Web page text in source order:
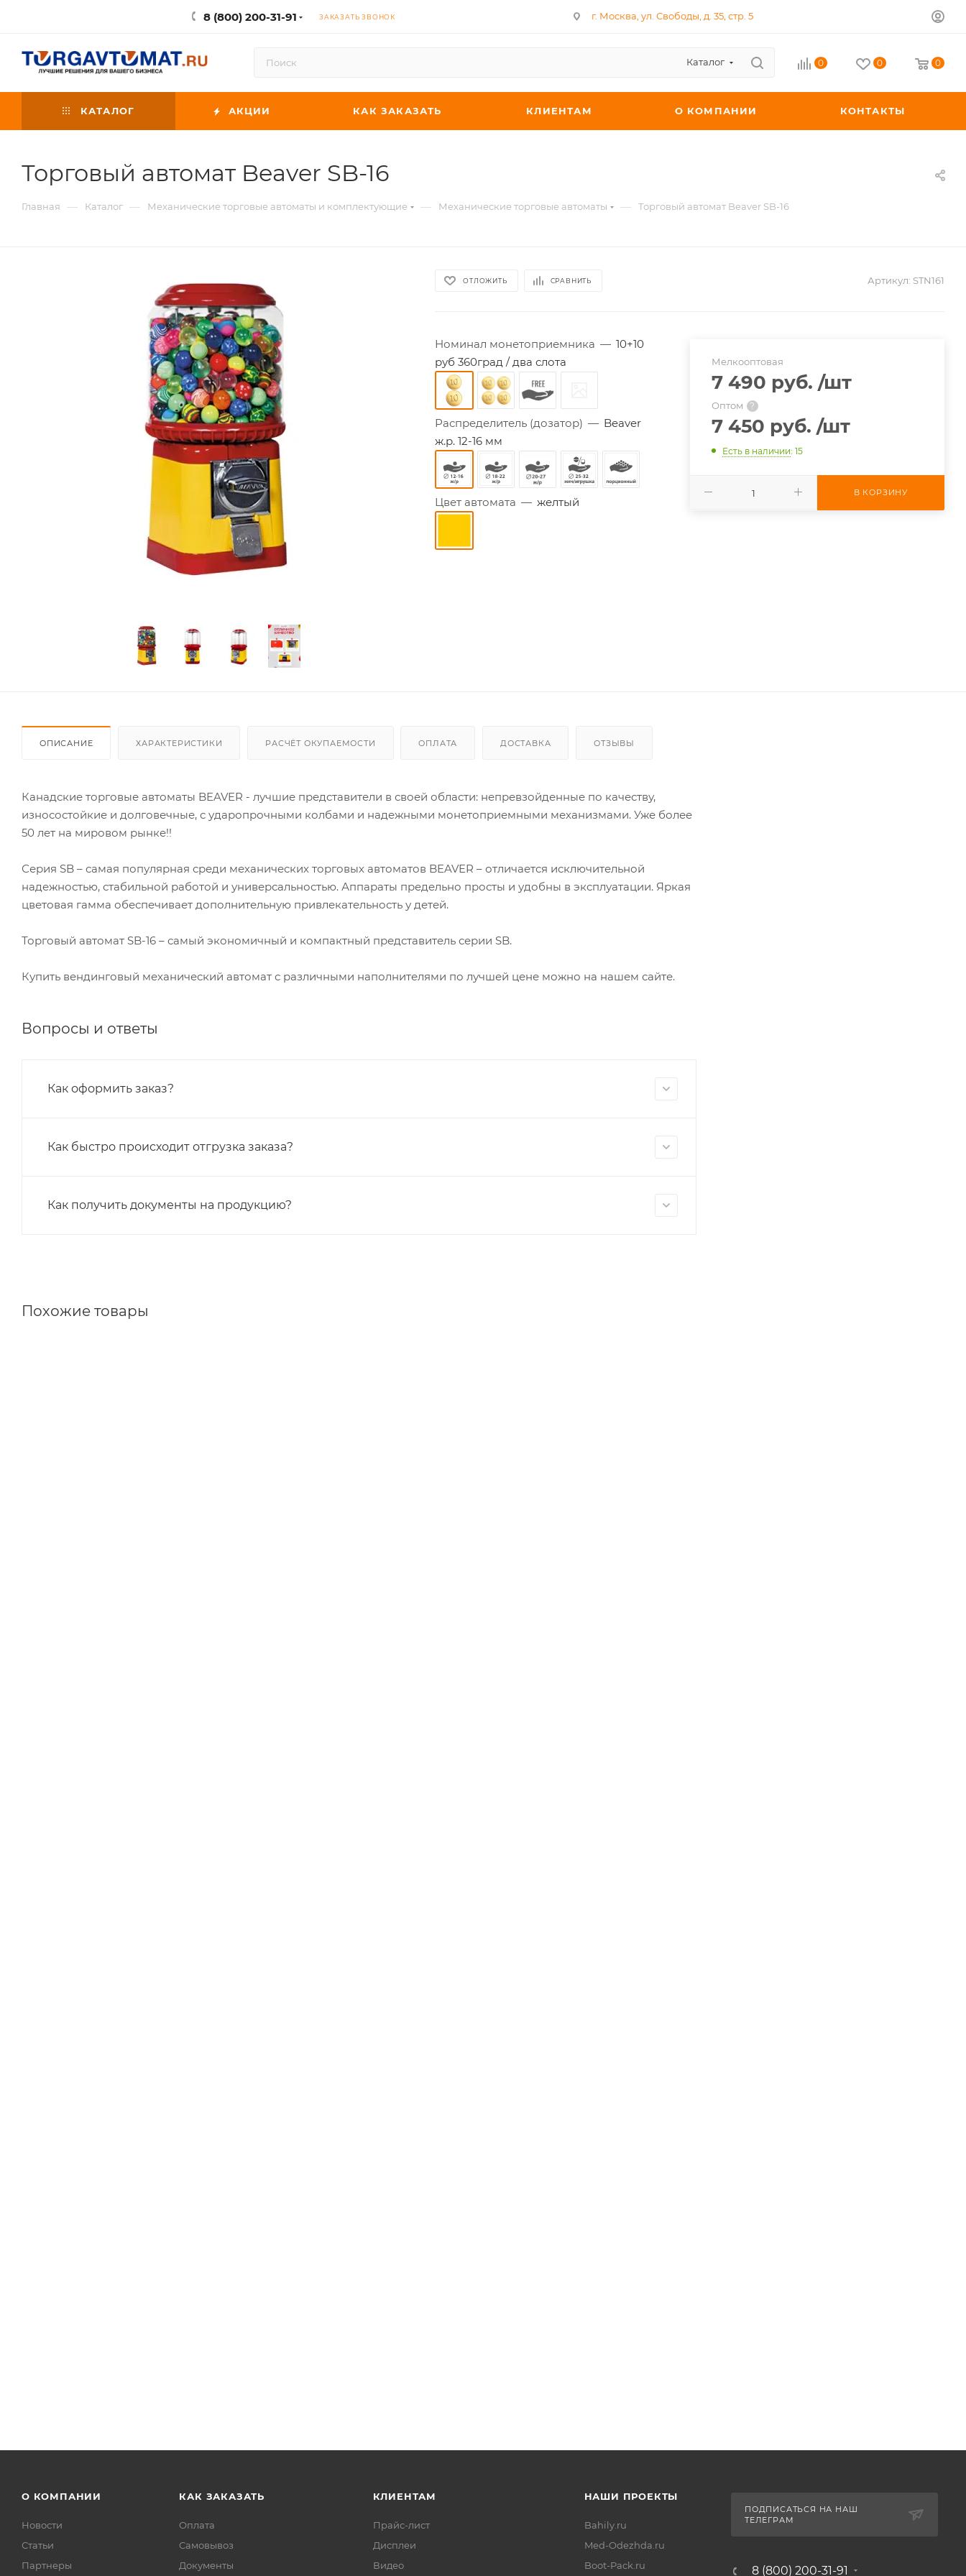
8 (800) 200-31-91 ЗАКАЗАТЬ ЗВОНОК г. Москва, ул. Свободы, д. 35, стр. 5
Каталог 0 0 0
КАТАЛОГ АКЦИИ КАК ЗАКАЗАТЬ КЛИЕНТАМ О КОМПАНИИ КОНТАКТЫ
Торговый автомат Beaver SB-16
Главная — Каталог — Механические торговые автоматы и комплектующие — Механические торговые автоматы — Торговый автомат Beaver SB-16
ОТЛОЖИТЬ СРАВНИТЬ Артикул: STN161
Номинал монетоприемника — 10+10
руб 360град / два слота
Распределитель (дозатор) — Beaver
ж.р. 12-16 мм
Цвет автомата — желтый
Мелкооптовая
7 490 руб. /шт
Оптом ?
7 450 руб. /шт
Есть в наличии: 15
В КОРЗИНУ
ОПИСАНИЕ ХАРАКТЕРИСТИКИ РАСЧЁТ ОКУПАЕМОСТИ ОПЛАТА ДОСТАВКА ОТЗЫВЫ
Канадские торговые автоматы BEAVER - лучшие представители в своей области: непревзойденные по качеству,
износостойкие и долговечные, с ударопрочными колбами и надежными монетоприемными механизмами. Уже более
50 лет на мировом рынке!!
Серия SB – самая популярная среди механических торговых автоматов BEAVER – отличается исключительной
надежностью, стабильной работой и универсальностью. Аппараты предельно просты и удобны в эксплуатации. Яркая
цветовая гамма обеспечивает дополнительную привлекательность у детей.
Торговый автомат SB-16 – самый экономичный и компактный представитель серии SB.
Купить вендинговый механический автомат с различными наполнителями по лучшей цене можно на нашем сайте.
Вопросы и ответы
Как оформить заказ?
Как быстро происходит отгрузка заказа?
Как получить документы на продукцию?
Похожие товары
О КОМПАНИИ
Новости
Статьи
Партнеры
КАК ЗАКАЗАТЬ
Оплата
Самовывоз
Документы
КЛИЕНТАМ
Прайс-лист
Дисплеи
Видео
НАШИ ПРОЕКТЫ
Bahily.ru
Med-Odezhda.ru
Boot-Pack.ru
ПОДПИСАТЬСЯ НА НАШ
ТЕЛЕГРАМ
8 (800) 200-31-91